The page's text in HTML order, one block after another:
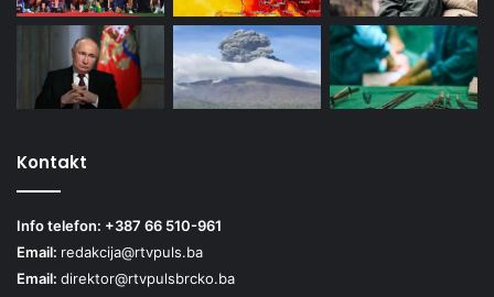
Kontakt
Info telefon: +387 66 510-961
Email: redakcija@rtvpuls.ba
Email: direktor@rtvpulsbrcko.ba